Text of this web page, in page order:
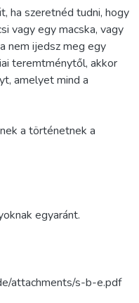
ha szeretnéd tudni, hogy
vagy egy macska, vagy
nem ijedsz meg egy
teremtménytől, akkor
amelyet mind a
a történetnek a
egyaránt.
attachments/s-b-e.pdf